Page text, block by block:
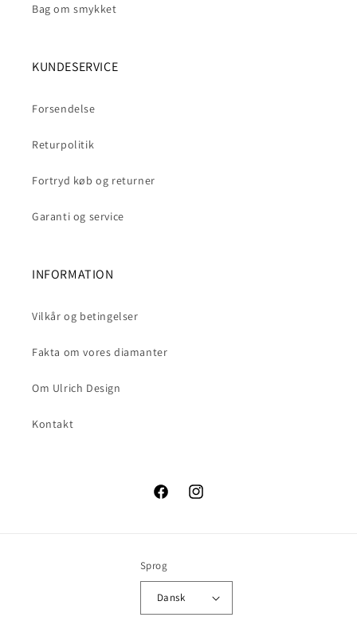
Bag om smykket
KUNDESERVICE
Forsendelse
Returpolitik
Fortryd køb og returner
Garanti og service
INFORMATION
Vilkår og betingelser
Fakta om vores diamanter
Om Ulrich Design
Kontakt
FacebookInstagram
Sprog
Dansk